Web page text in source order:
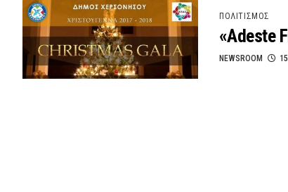
ΠΟΛΙΤΙΣΜΟΣ
«Adeste
NEWSROOM